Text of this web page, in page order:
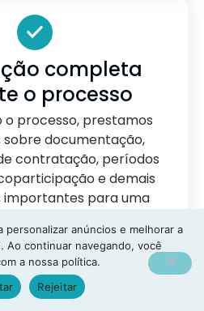
completa
o processo
o processo, prestamos
documentação,
contratação, períodos
e demais
importantes para uma
personalizar anúncios e melhorar a
Ao continuar navegando, você
a nossa política.
Rejeitar